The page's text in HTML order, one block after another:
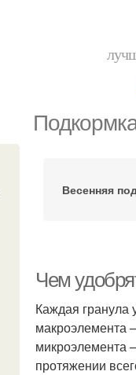
Весенняя
Чем
Каждая гранула
макроэлемента
микроэлемента
протяжении